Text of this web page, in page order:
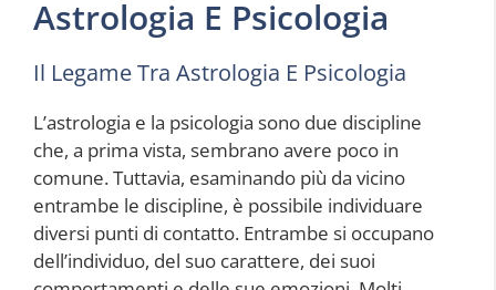
Astrologia E Psicologia
Il Legame Tra Astrologia E Psicologia
L’astrologia e la psicologia sono due discipline
che, a prima vista, sembrano avere poco in
comune. Tuttavia, esaminando più da vicino
entrambe le discipline, è possibile individuare
diversi punti di contatto. Entrambe si occupano
dell’individuo, del suo carattere, dei suoi